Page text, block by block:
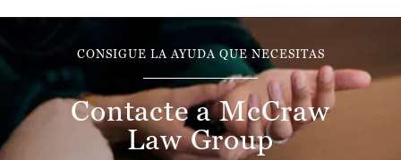
CONSIGUE LA AYUDA QUE NECESITAS
Contacte a McCraw
Law Group